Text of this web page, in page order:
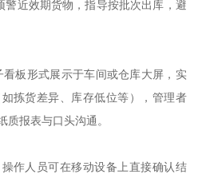
近效期货物，指导按批次出库，避
板形式展示于车间或仓库大屏，实
拣货差异、库存低位等），管理者
质报表与口头沟通。
作人员可在移动设备上直接确认结